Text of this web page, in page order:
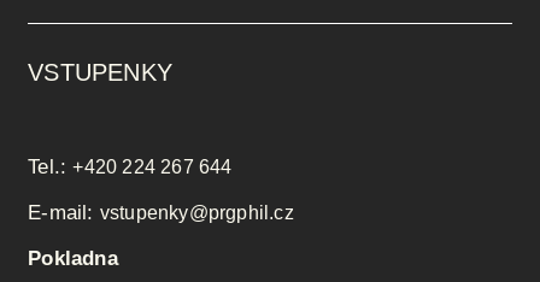
VSTUPENKY
Tel.:+420 224 267 644
E-mail: vstupenky@prgphil.cz
Pokladna